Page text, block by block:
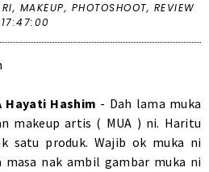
, MAKEUP, PHOTOSHOOT, REVIEW
17:47:00
Hayati Hashim - Dah lama muka
makeup artis ( MUA ) ni. Haritu
satu produk. Wajib ok muka ni
masa nak ambil gambar muka ni